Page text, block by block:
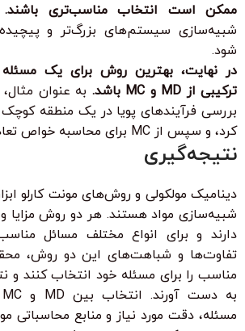
ممکن است انتخاب مناسب‌تری باشند.
شود.
در نهایت، بهترین روش برای یک
ترکیبی از MD و MC باشد.
بررسی فرآیندهای پویا در یک منطقه
کرد، و سپس از MC برای محاسبه خواص تعادلی در کل سیستم.
نتیجه‌گیری
دینامیک مولکولی و روش‌های مونت کارلو
شبیه‌سازی مواد هستند. هر دو روش مزایا
دارند و برای انواع مختلف مسائل
تفاوت‌ها و شباهت‌های این دو روش،
مناسب را برای مسئله خود انتخاب کنند و
مسئله، دقت مورد نیاز و منابع محاسباتی